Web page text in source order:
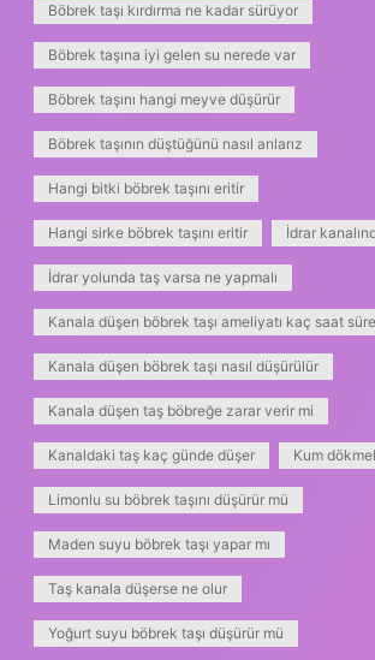
Böbrek taşı kırdırma ne kadar sürüyor
Böbrek taşına iyi gelen su nerede var
Böbrek taşını hangi meyve düşürür
Böbrek taşının düştüğünü nasıl anlarız
Hangi bitki böbrek taşını eritir
Hangi sirke böbrek taşını eritir İdrar
İdrar yolunda taş varsa ne yapmalı
Kanala düşen böbrek taşı ameliyatı kaç saat
Kanala düşen böbrek taşı nasıl düşürülür
Kanala düşen taş böbreğe zarar verir mi
Kanaldaki taş kaç günde düşer Kum
Limonlu su böbrek taşını düşürür mü
Maden suyu böbrek taşı yapar mı
Taş kanala düşerse ne olur
Yoğurt suyu böbrek taşı düşürür mü